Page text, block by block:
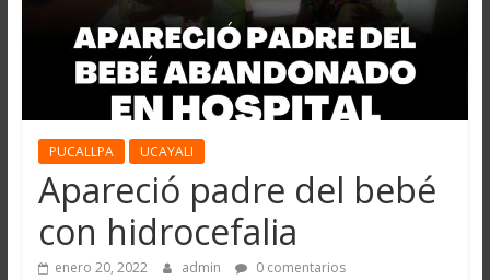
PUCALLPA UCAYALI
Apareció padre del bebé
con hidrocefalia
enero 20, 2022 admin 0 comentarios